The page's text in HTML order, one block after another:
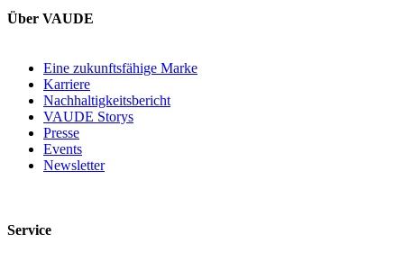
Über VAUDE
Eine zukunftsfähige Marke
Karriere
Nachhaltigkeitsbericht
VAUDE Storys
Presse
Events
Newsletter
Service